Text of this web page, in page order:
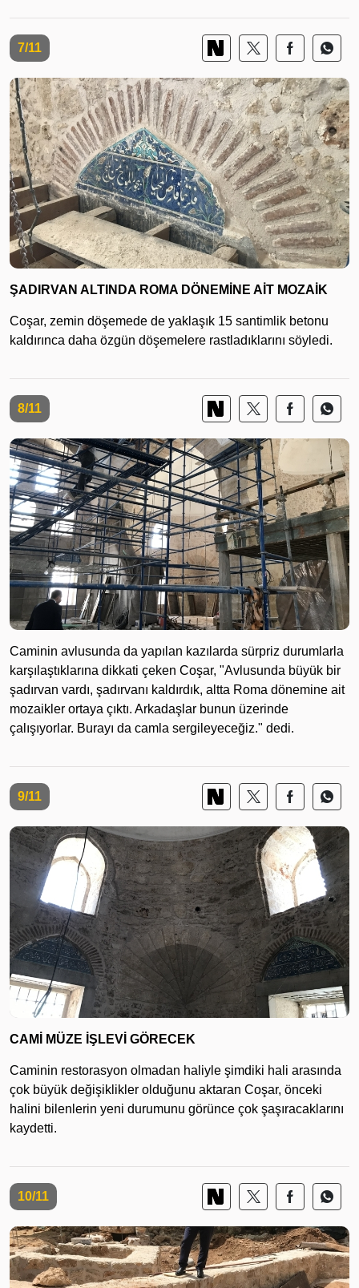
7/11
ŞADIRVAN ALTINDA ROMA DÖNEMİNE AİT MOZAİK
Coşar, zemin döşemede de yaklaşık 15 santimlik betonu
kaldırınca daha özgün döşemelere rastladıklarını söyledi.
8/11
Caminin avlusunda da yapılan kazılarda sürpriz durumlarla
karşılaştıklarına dikkati çeken Coşar, "Avlusunda büyük bir
şadırvan vardı, şadırvanı kaldırdık, altta Roma dönemine ait
mozaikler ortaya çıktı. Arkadaşlar bunun üzerinde
çalışıyorlar. Burayı da camla sergileyeceğiz." dedi.
9/11
CAMİ MÜZE İŞLEVİ GÖRECEK
Caminin restorasyon olmadan haliyle şimdiki hali arasında
çok büyük değişiklikler olduğunu aktaran Coşar, önceki
halini bilenlerin yeni durumunu görünce çok şaşıracaklarını
kaydetti.
10/11